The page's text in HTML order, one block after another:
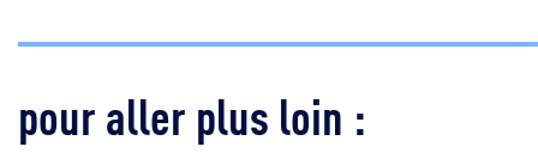
pour aller plus loin :